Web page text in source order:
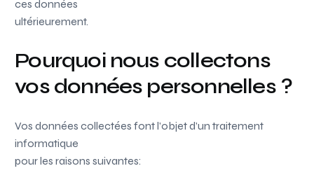
ces données
ultérieurement.
Pourquoi nous collectons
vos données personnelles ?
Vos données collectées font l’objet d’un traitement
informatique
pour les raisons suivantes: